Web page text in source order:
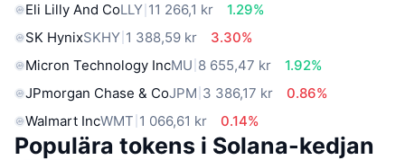
Eli Lilly And CoLLY 11 266,1 kr
1.29%
SK HynixSKHY 1 388,59 kr
3.30%
Micron Technology IncMU 8 655,47 kr
1.92%
JPmorgan Chase & CoJPM 3 386,17 kr
0.86%
Walmart IncWMT 1 066,61 kr 0.14%
Populära tokens i Solana-kedjan